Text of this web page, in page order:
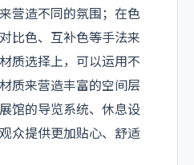
营造不同的氛围；在色
比色、互补色等手法来
质选择上，可以运用不
质来营造丰富的空间层
馆的导览系统、休息设
众提供更加贴心、舒适